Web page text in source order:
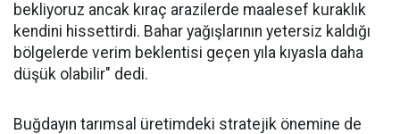
bekliyoruz ancak kıraç arazilerde maalesef kuraklık
kendini hissettirdi. Bahar yağışlarının yetersiz kaldığı
bölgelerde verim beklentisi geçen yıla kıyasla daha
düşük olabilir" dedi.
Buğdayın tarımsal üretimdeki stratejik önemine de